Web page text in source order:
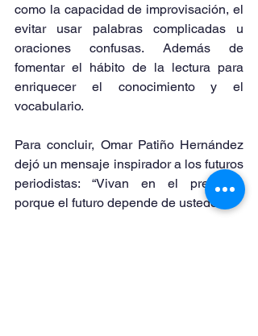
como la capacidad de improvisación, el
evitar usar palabras complicadas u
oraciones confusas. Además de
fomentar el hábito de la lectura para
enriquecer el conocimiento y el
vocabulario.
Para concluir, Omar Patiño Hernández
dejó un mensaje inspirador a los futuros
periodistas: “Vivan en el presente,
porque el futuro depende de ustedes.”